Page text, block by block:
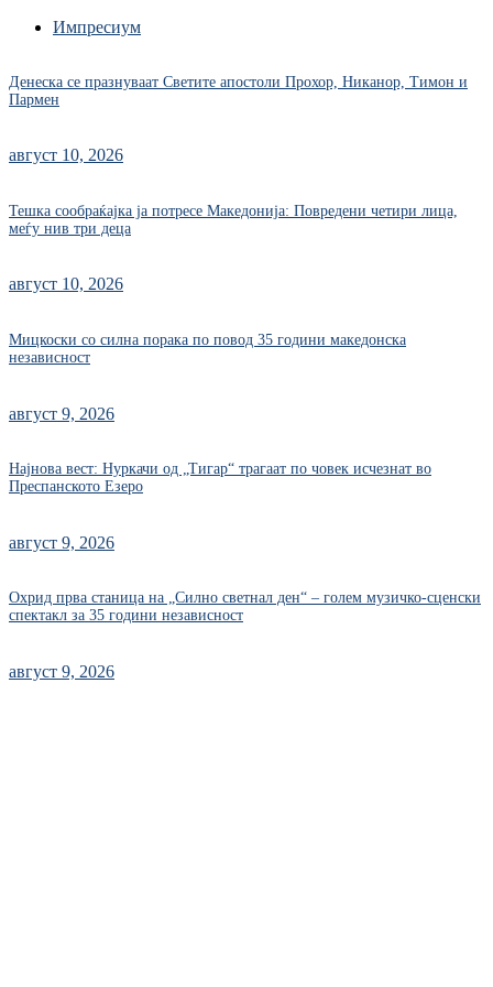
Импресиум
Денеска се празнуваат Светите апостоли Прохор, Никанор, Тимон и
Пармен
август 10, 2026
Тешка сообраќајка ја потресе Македонија: Повредени четири лица,
меѓу нив три деца
август 10, 2026
Мицкоски со силна порака по повод 35 години македонска
независност
август 9, 2026
Најнова вест: Нуркачи од „Тигар“ трагаат по човек исчезнат во
Преспанското Езеро
август 9, 2026
Охрид прва станица на „Силно светнал ден“ – голем музичко-сценски
спектакл за 35 години независност
август 9, 2026